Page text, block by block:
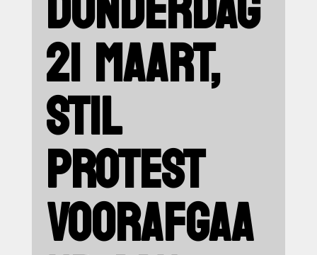
21 MAART,
STIL
PROTEST
VOORAFGAA